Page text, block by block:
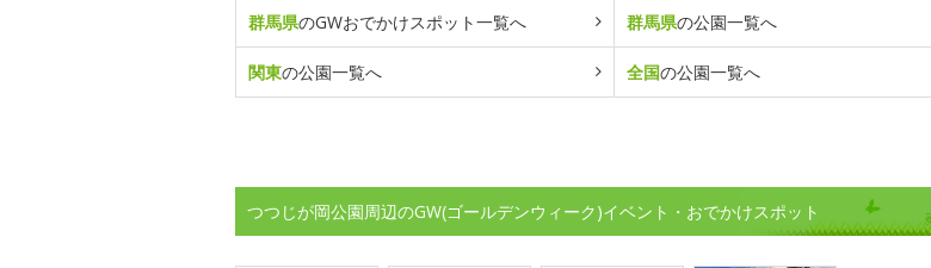
群馬県のGWおでかけスポット一覧へ 群馬県の公園一覧へ
関東の公園一覧へ 全国の公園一覧へ
つつじが岡公園周辺のGW(ゴールデンウィーク)イベント・おでかけスポット